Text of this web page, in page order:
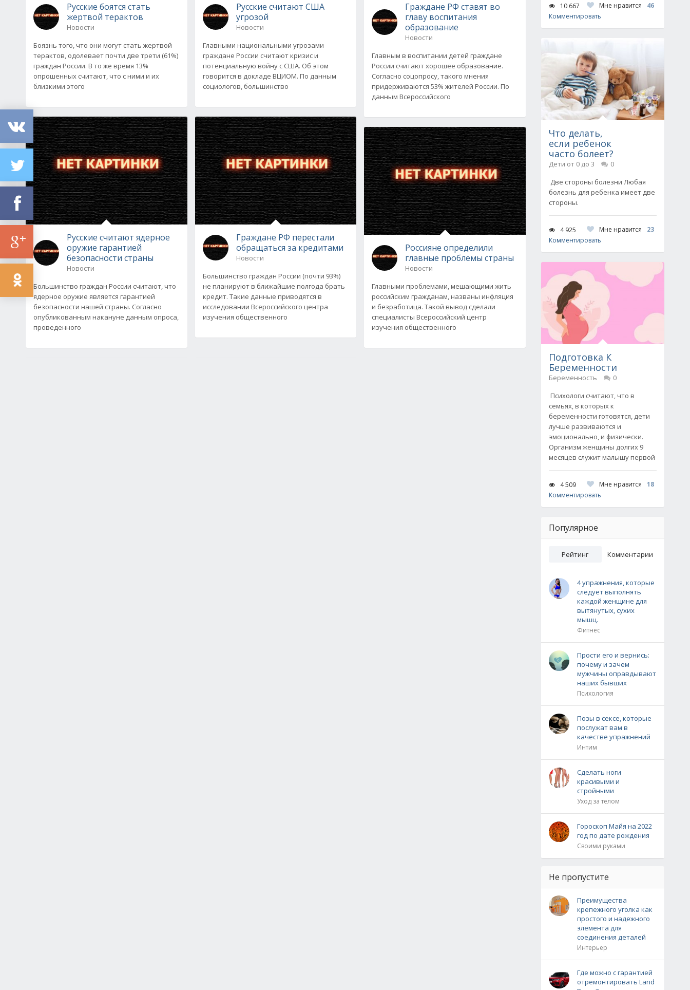
Русские боятся стать
жертвой терактов
Новости
Боязнь того, что они могут стать жертвой
терактов, одолевает почти две трети (61%)
граждан России. В то же время 13%
опрошенных считают, что с ними и их
близкими этого
Русские считают ядерное
оружие гарантией
безопасности страны
Новости
Большинство граждан России считают, что
ядерное оружие является гарантией
безопасности нашей страны. Согласно
опубликованным накануне данным опроса,
проведенного
Русские считают США
угрозой
Новости
Главными национальными угрозами
граждане России считают кризис и
потенциальную войну с США. Об этом
говорится в докладе ВЦИОМ. По данным
социологов, большинство
Граждане РФ перестали
обращаться за кредитами
Новости
Большинство граждан России (почти 93%)
не планируют в ближайшие полгода брать
кредит. Такие данные приводятся в
исследовании Всероссийского центра
изучения общественного
Граждане РФ ставят во
главу воспитания
образование
Новости
Главным в воспитании детей граждане
России считают хорошее образование.
Согласно соцопросу, такого мнения
придерживаются 53% жителей России. По
данным Всероссийского
Россияне определили
главные проблемы страны
Новости
Главными проблемами, мешающими жить
российским гражданам, названы инфляция
и безработица. Такой вывод сделали
специалисты Всероссийский центр
изучения общественного
10 667 Мне нравится
46
Комментировать
Что делать,
если ребенок
часто болеет?
Дети от 0 до 3
0
Две стороны болезни Любая
болезнь для ребенка имеет две
стороны.
4 925 Мне нравится
23
Комментировать
Подготовка К
Беременности
Беременность
0
Психологи считают, что в
семьях, в которых к
беременности готовятся, дети
лучше развиваются и
эмоционально, и физически.
Организм женщины долгих 9
месяцев служит малышу первой
4 509 Мне нравится
18
Комментировать
Популярное
Рейтинг Комментарии
4 упражнения, которые
следует выполнять
каждой женщине для
вытянутых, сухих
мышц.
Фитнес
Прости его и вернись:
почему и зачем
мужчины оправдывают
наших бывших
Психология
Позы в сексе, которые
послужат вам в
качестве упражнений
Интим
Сделать ноги
красивыми и
стройными
Уход за телом
Гороскоп Майя на 2022
год по дате рождения
Своими руками
Не пропустите
Преимущества
крепежного уголка как
простого и надежного
элемента для
соединения деталей
Интерьер
Где можно с гарантией
отремонтировать Land